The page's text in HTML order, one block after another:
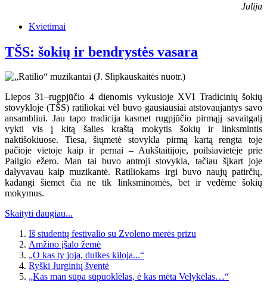
Julija
Kvietimai
TŠS: šokių ir bendrystės vasara
Liepos 31–rugpjūčio 4 dienomis vykusioje XVI Tradicinių šokių
stovykloje (TŠS) ratiliokai vėl buvo gausiausiai atstovaujantys savo
ansambliui. Jau tapo tradicija kasmet rugpjūčio pirmąjį savaitgalį
vykti vis į kitą šalies kraštą mokytis šokių ir linksmintis
naktišokiuose. Tiesa, šiųmetė stovykla pirmą kartą rengta toje
pačioje vietoje kaip ir pernai – Aukštaitijoje, poilsiavietėje prie
Pailgio ežero. Man tai buvo antroji stovykla, tačiau šįkart joje
dalyvavau kaip muzikantė. Ratiliokams irgi buvo naujų patirčių,
kadangi šiemet čia ne tik linksminomės, bet ir vedėme šokių
mokymus.
Skaityti daugiau...
Iš studentų festivalio su Zvoleno merės prizu
Amžino įšalo žemė
„O kas ty joja, dulkes kiloja...“
Ryški Jurginių šventė
„Kas man sūpa sūpuoklėlas, ė kas mėta Velykėlas…“